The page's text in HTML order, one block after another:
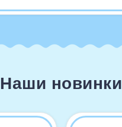
Наши новинки